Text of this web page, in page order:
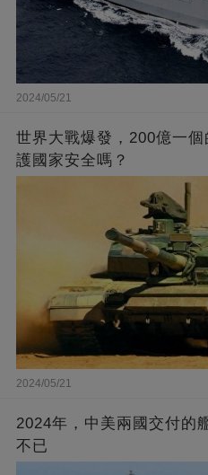
2024/05/21
世界大戰爆發，200億一
護國家安全嗎？
2024/05/21
2024年，中美兩國交付的
不已